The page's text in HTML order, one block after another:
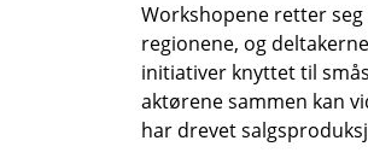
Workshopene retter
regionene, og
initiativer knyttet til
aktørene sammen kan
har drevet